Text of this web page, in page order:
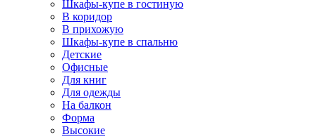
Шкафы-купе в гостиную
В коридор
В прихожую
Шкафы-купе в спальню
Детские
Офисные
Для книг
Для одежды
На балкон
Форма
Высокие